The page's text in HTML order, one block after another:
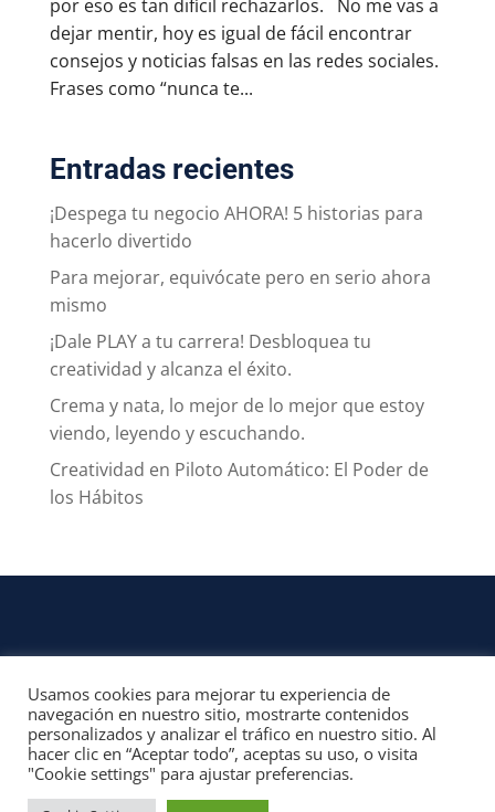
por eso es tan difícil rechazarlos. No me vas a
dejar mentir, hoy es igual de fácil encontrar
consejos y noticias falsas en las redes sociales.
Frases como “nunca te...
Entradas recientes
¡Despega tu negocio AHORA! 5 historias para
hacerlo divertido
Para mejorar, equivócate pero en serio ahora
mismo
¡Dale PLAY a tu carrera! Desbloquea tu
creatividad y alcanza el éxito.
Crema y nata, lo mejor de lo mejor que estoy
viendo, leyendo y escuchando.
Creatividad en Piloto Automático: El Poder de
los Hábitos
CONTACTO
© 2022, Unofficial Media, LLC – Reservados todos los derechos | All rights
reserved
Aviso Legal y Términos de Uso del Sitio|Aviso Programas Afiliados,
Usamos cookies para mejorar tu experiencia de
navegación en nuestro sitio, mostrarte contenidos
personalizados y analizar el tráfico en nuestro sitio. Al
hacer clic en “Aceptar todo”, aceptas su uso, o visita
"Cookie settings" para ajustar preferencias.